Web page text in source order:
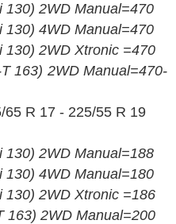
130)2WD Manual=470
130) 4WD Manual=470
130)2WD Xtronic =470
163) 2WD Manual=470-
65 R 17 - 225/55 R 19
130)2WD Manual=188
130) 4WD Manual=180
130)2WD Xtronic =186
163)2WDManual=200